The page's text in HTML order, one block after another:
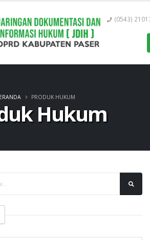
(0543)
Hukum
PRODUK HUKUM